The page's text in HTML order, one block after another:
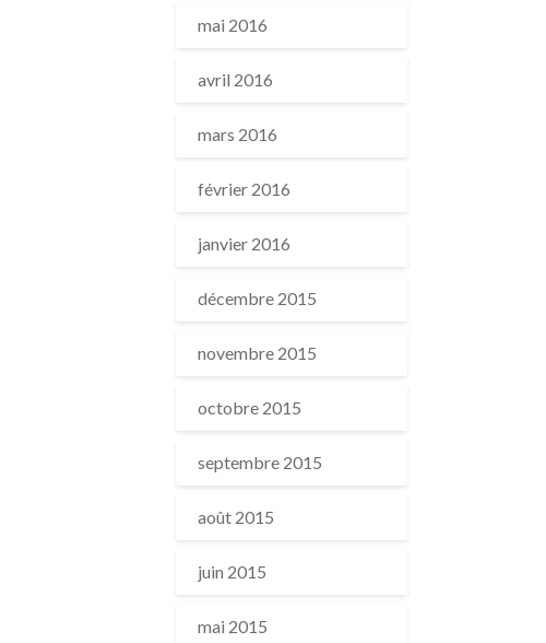
mai 2016
avril 2016
mars 2016
février 2016
janvier 2016
décembre 2015
novembre 2015
octobre 2015
septembre 2015
août 2015
juin 2015
mai 2015